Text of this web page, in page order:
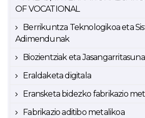
OF VOCATIONAL
Berrikuntza Teknologikoa eta
Adimendunak
Biozientziak eta Jasangarritasuna
Eraldaketa digitala
Eransketa bidezko fabrikazio
Fabrikazio aditibo metalikoa